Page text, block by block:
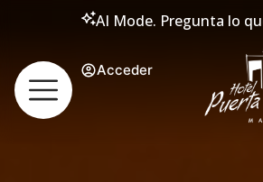
AI Mode. Pregunta lo
Acceder